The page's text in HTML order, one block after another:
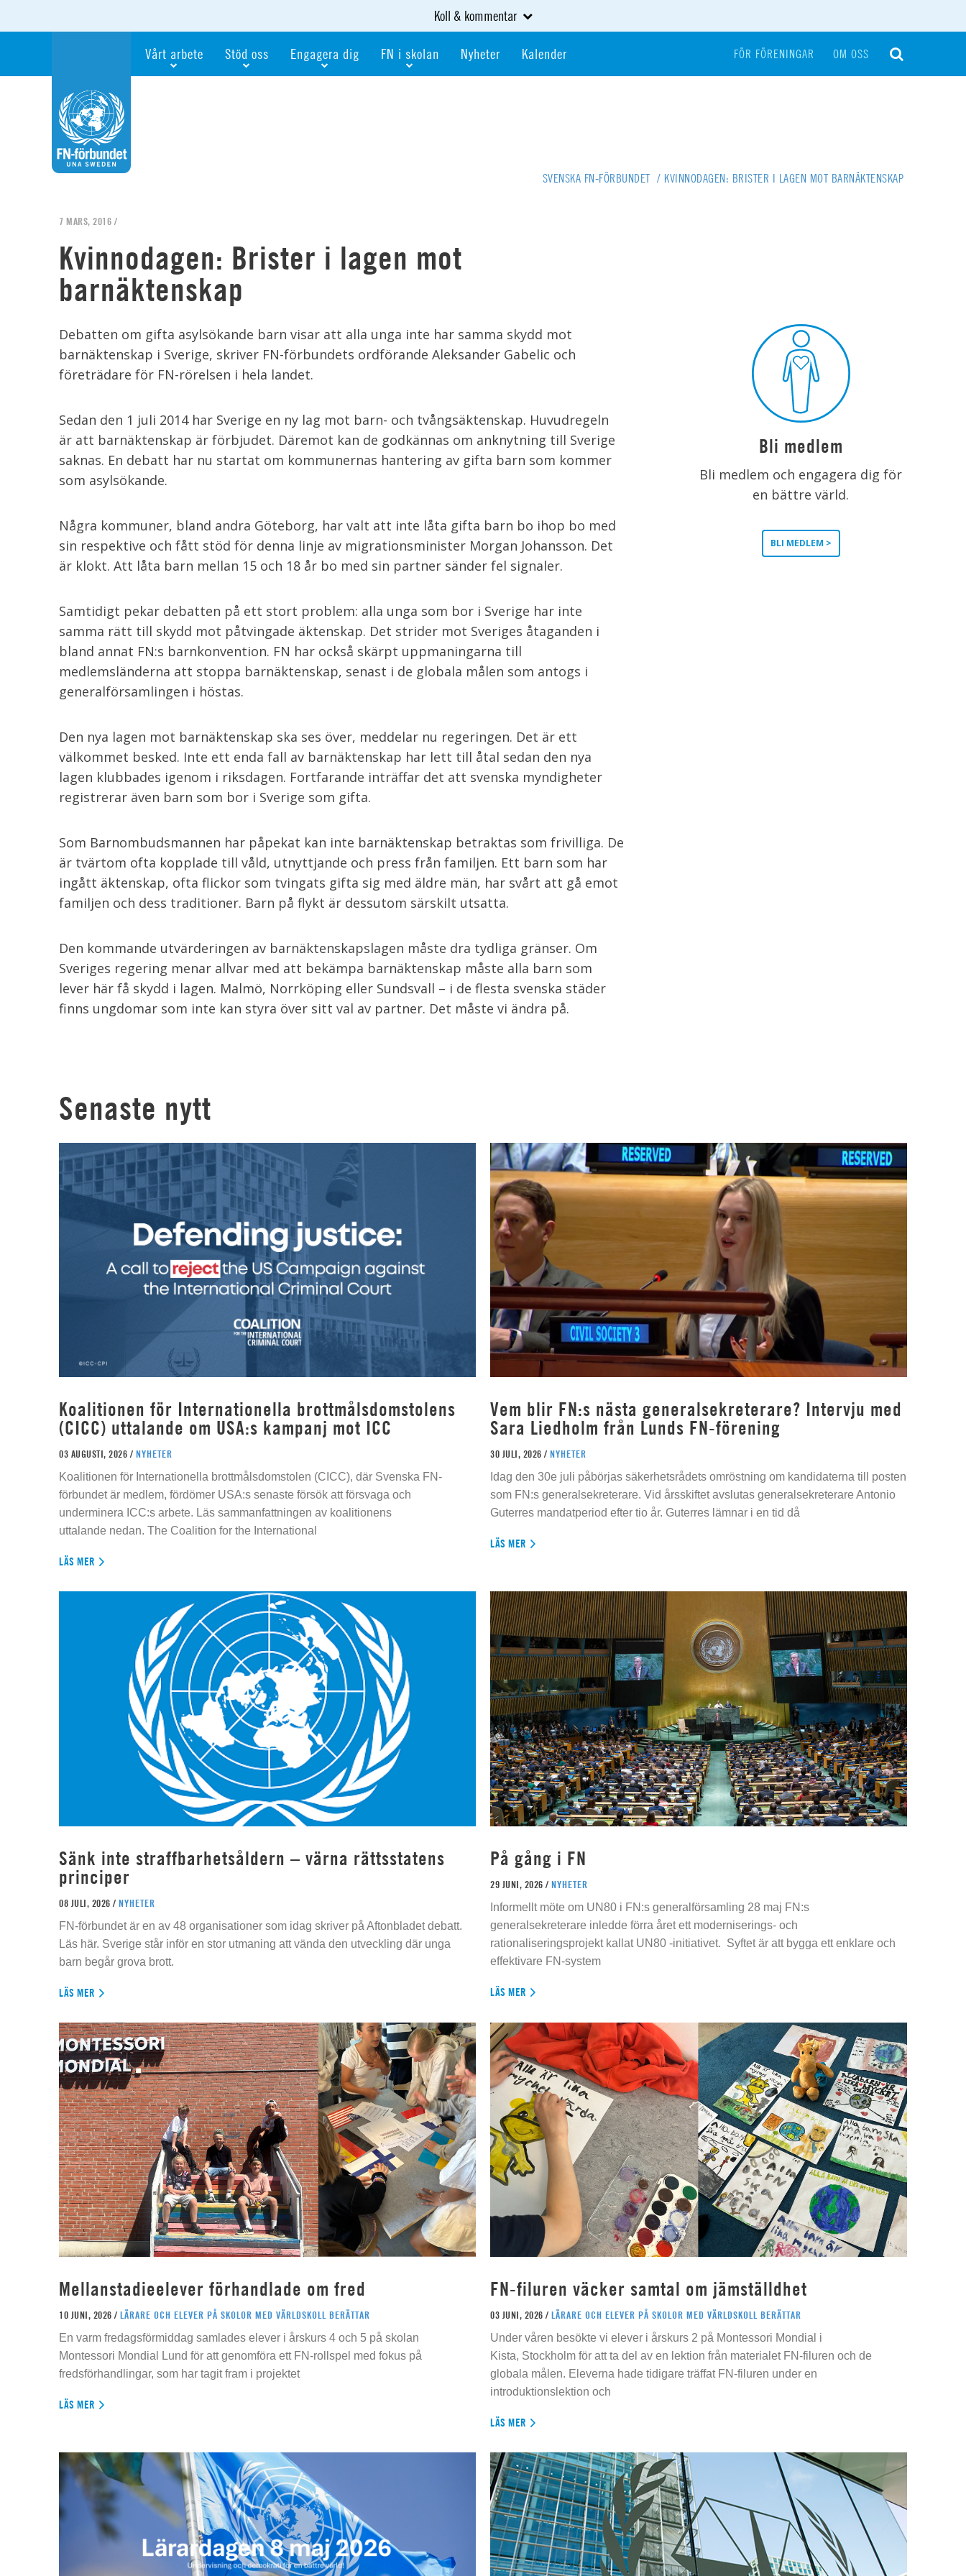
Koll & kommentar
Vårt arbete Stöd oss Engagera dig FN i skolan Nyheter Kalender FÖR FÖRENINGAR OM OSS
SVENSKA FN-FÖRBUNDET / KVINNODAGEN: BRISTER I LAGEN MOT BARNÄKTENSKAP
7 MARS, 2016 /
Kvinnodagen: Brister i lagen mot
barnäktenskap
Debatten om gifta asylsökande barn visar att alla unga inte har samma skydd mot
barnäktenskap i Sverige, skriver FN-förbundets ordförande Aleksander Gabelic och
företrädare för FN-rörelsen i hela landet.
Sedan den 1 juli 2014 har Sverige en ny lag mot barn- och tvångsäktenskap. Huvudregeln
är att barnäktenskap är förbjudet. Däremot kan de godkännas om anknytning till Sverige
saknas. En debatt har nu startat om kommunernas hantering av gifta barn som kommer
som asylsökande.
Några kommuner, bland andra Göteborg, har valt att inte låta gifta barn bo ihop bo med
sin respektive och fått stöd för denna linje av migrationsminister Morgan Johansson. Det
är klokt. Att låta barn mellan 15 och 18 år bo med sin partner sänder fel signaler.
Samtidigt pekar debatten på ett stort problem: alla unga som bor i Sverige har inte
samma rätt till skydd mot påtvingade äktenskap. Det strider mot Sveriges åtaganden i
bland annat FN:s barnkonvention. FN har också skärpt uppmaningarna till
medlemsländerna att stoppa barnäktenskap, senast i de globala målen som antogs i
generalförsamlingen i höstas.
Den nya lagen mot barnäktenskap ska ses över, meddelar nu regeringen. Det är ett
välkommet besked. Inte ett enda fall av barnäktenskap har lett till åtal sedan den nya
lagen klubbades igenom i riksdagen. Fortfarande inträffar det att svenska myndigheter
registrerar även barn som bor i Sverige som gifta.
Som Barnombudsmannen har påpekat kan inte barnäktenskap betraktas som frivilliga. De
är tvärtom ofta kopplade till våld, utnyttjande och press från familjen. Ett barn som har
ingått äktenskap, ofta flickor som tvingats gifta sig med äldre män, har svårt att gå emot
familjen och dess traditioner. Barn på flykt är dessutom särskilt utsatta.
Den kommande utvärderingen av barnäktenskapslagen måste dra tydliga gränser. Om
Sveriges regering menar allvar med att bekämpa barnäktenskap måste alla barn som
lever här få skydd i lagen. Malmö, Norrköping eller Sundsvall – i de flesta svenska städer
finns ungdomar som inte kan styra över sitt val av partner. Det måste vi ändra på.
Bli medlem
Bli medlem och engagera dig för
en bättre värld.
BLI MEDLEM >
Senaste nytt
Koalitionen för Internationella brottmålsdomstolens
(CICC) uttalande om USA:s kampanj mot ICC
03 AUGUSTI, 2026 / NYHETER
Koalitionen för Internationella brottmålsdomstolen (CICC), där Svenska FN-
förbundet är medlem, fördömer USA:s senaste försök att försvaga och
underminera ICC:s arbete. Läs sammanfattningen av koalitionens
uttalande nedan. The Coalition for the International
LÄS MER
Vem blir FN:s nästa generalsekreterare? Intervju med
Sara Liedholm från Lunds FN-förening
30 JULI, 2026 / NYHETER
Idag den 30e juli påbörjas säkerhetsrådets omröstning om kandidaterna till posten
som FN:s generalsekreterare. Vid årsskiftet avslutas generalsekreterare Antonio
Guterres mandatperiod efter tio år. Guterres lämnar i en tid då
LÄS MER
Sänk inte straffbarhetsåldern – värna rättsstatens
principer
08 JULI, 2026 / NYHETER
FN-förbundet är en av 48 organisationer som idag skriver på Aftonbladet debatt.
Läs här. Sverige står inför en stor utmaning att vända den utveckling där unga
barn begår grova brott.
LÄS MER
På gång i FN
29 JUNI, 2026 / NYHETER
Informellt möte om UN80 i FN:s generalförsamling 28 maj FN:s
generalsekreterare inledde förra året ett moderniserings- och
rationaliseringsprojekt kallat UN80 -initiativet. Syftet är att bygga ett enklare och
effektivare FN-system
LÄS MER
Mellanstadieelever förhandlade om fred
10 JUNI, 2026 / LÄRARE OCH ELEVER PÅ SKOLOR MED VÄRLDSKOLL BERÄTTAR
En varm fredagsförmiddag samlades elever i årskurs 4 och 5 på skolan
Montessori Mondial Lund för att genomföra ett FN-rollspel med fokus på
fredsförhandlingar, som har tagit fram i projektet
LÄS MER
FN-filuren väcker samtal om jämställdhet
03 JUNI, 2026 / LÄRARE OCH ELEVER PÅ SKOLOR MED VÄRLDSKOLL BERÄTTAR
Under våren besökte vi elever i årskurs 2 på Montessori Mondial i
Kista, Stockholm för att ta del av en lektion från materialet FN-filuren och de
globala målen. Eleverna hade tidigare träffat FN-filuren under en
introduktionslektion och
LÄS MER